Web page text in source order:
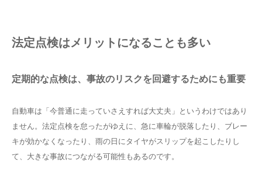
法定点検はメリットになることも多い
定期的な点検は、事故のリスクを回避するためにも重要
自動車は「今普通に走っていさえすれば大丈夫」というわけではあり
ません。法定点検を怠ったがゆえに、急に車輪が脱落したり、ブレー
キが効かなくなったり、雨の日にタイヤがスリップを起こしたりし
て、大きな事故につながる可能性もあるのです。